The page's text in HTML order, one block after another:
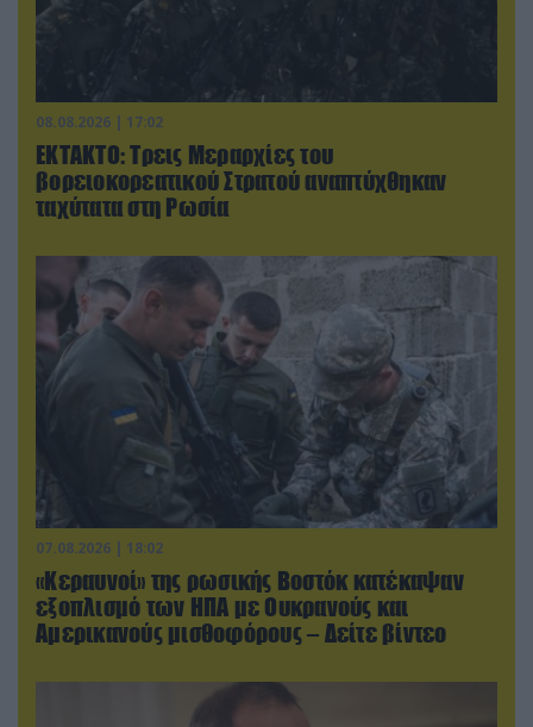
08.08.2026 | 17:02
ΕΚΤΑΚΤΟ: Τρεις Μεραρχίες του
βορειοκορεατικού Στρατού αναπτύχθηκαν
ταχύτατα στη Ρωσία
07.08.2026 | 18:02
«Κεραυνοί» της ρωσικής Βοστόκ κατέκαψαν
εξοπλισμό των ΗΠΑ με Ουκρανούς και
Αμερικανούς μισθοφόρους – Δείτε βίντεο